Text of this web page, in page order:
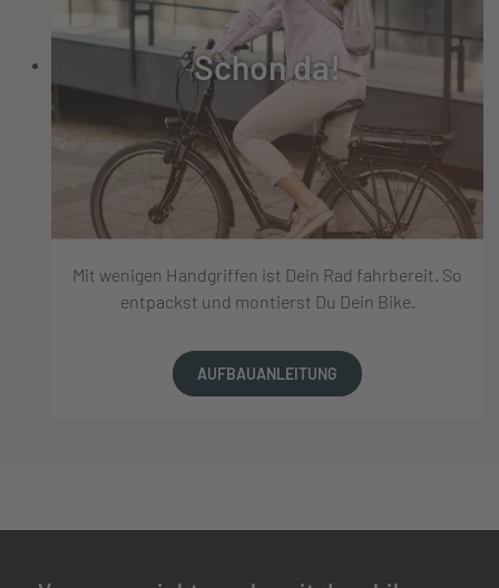
Schon da!
Mit wenigen Handgriffen ist Dein Rad fahrbereit. So
entpackst und montierst Du Dein Bike.
AUFBAUANLEITUNG